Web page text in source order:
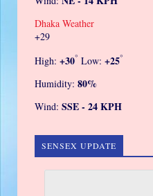
Dhaka Weather
+29
High: +30° Low: +25°
Humidity: 80%
Wind: SSE - 24 KPH
SENSEX UPDATE